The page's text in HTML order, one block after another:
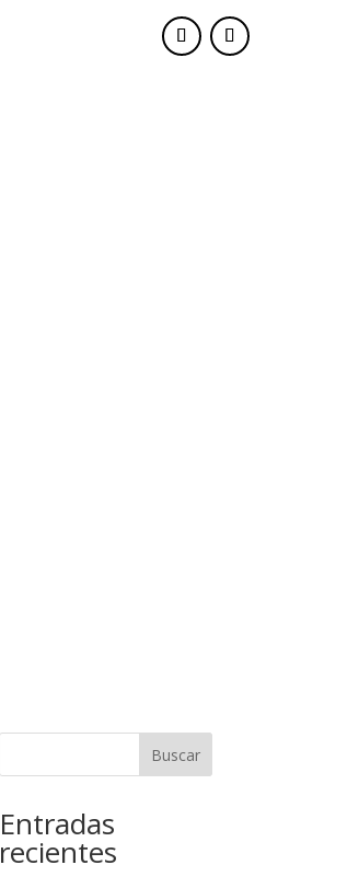
Buscar
Entradas
recientes